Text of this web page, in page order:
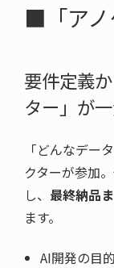
■「アノ
要件定義
ター」が
「どんなデー
クターが参加
し、 最終納品
ます。
AI開発の目